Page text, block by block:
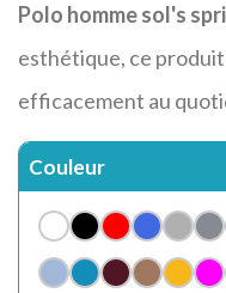
Polo homme sol's
esthétique, ce
efficacement au
Couleur